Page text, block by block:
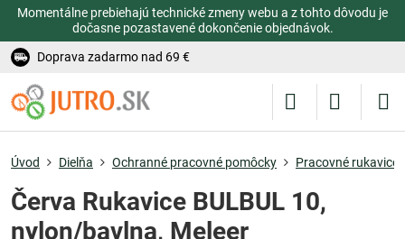
Momentálne prebiehajú technické zmeny webu a z tohto dôvodu je
dočasne pozastavené dokončenie objednávok.
Doprava zadarmo nad 69 €
Úvod Dielňa Ochranné pracovné pomôcky Pracovné rukavice
Červa Rukavice BULBUL 10,
nylon/bavlna, Meleer